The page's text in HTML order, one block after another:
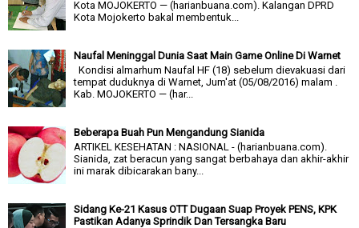
Kota MOJOKERTO — (harianbuana.com). Kalangan DPRD
Kota Mojokerto bakal membentuk...
Naufal Meninggal Dunia Saat Main Game Online Di Warnet
Kondisi almarhum Naufal HF (18) sebelum dievakuasi dari
tempat duduknya di Warnet, Jum'at (05/08/2016) malam .
Kab. MOJOKERTO — (har...
Beberapa Buah Pun Mengandung Sianida
ARTIKEL KESEHATAN : NASIONAL - (harianbuana.com).
Sianida, zat beracun yang sangat berbahaya dan akhir-akhir
ini marak dibicarakan bany...
Sidang Ke-21 Kasus OTT Dugaan Suap Proyek PENS, KPK
Pastikan Adanya Sprindik Dan Tersangka Baru